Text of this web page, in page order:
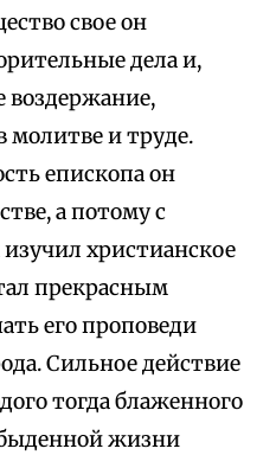
свое он
дела и,
воздержание,
молитве и труде.
епископа он
а потому с
христианское
прекрасным
его проповеди
Сильное действие
тогда блаженного
жизни